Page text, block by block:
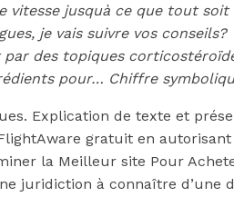
jusquà ce que tout
je vais suivre vos
des topiques
pour… Chiffre
Explication de texte et
gratuit en
la Meilleur site Pour
juridiction à connaître